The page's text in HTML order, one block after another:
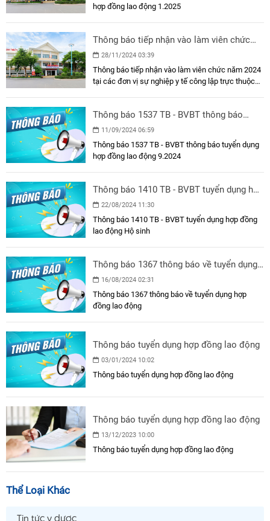
hợp đồng lao động 1.2025
Thông báo tiếp nhận vào làm viên chức
năm 2024 tại các đơn vị sự nghiệp y tế
công lập trực thuộc Sở Y tế
28/11/2024 03:39
Thông báo tiếp nhận vào làm viên chức năm 2024
tại các đơn vị sự nghiệp y tế công lập trực thuộc
Thông báo 1537 TB - BVBT thông báo
tuyển dụng hợp đồng lao động 9.2024
11/09/2024 06:59
Thông báo 1537 TB - BVBT thông báo tuyển dụng
hợp đồng lao động 9.2024
Thông báo 1410 TB - BVBT tuyển dụng hợp
đồng lao động Hộ sinh
22/08/2024 11:30
Thông báo 1410 TB - BVBT tuyển dụng hợp đồng
lao động Hộ sinh
Thông báo 1367 thông báo về tuyển dụng
hợp đồng lao động
16/08/2024 02:31
Thông báo 1367 thông báo về tuyển dụng hợp
đồng lao động
Thông báo tuyển dụng hợp đồng lao động
03/01/2024 10:02
Thông báo tuyển dụng hợp đồng lao động
Thông báo tuyển dụng hợp đồng lao động
13/12/2023 10:00
Thông báo tuyển dụng hợp đồng lao động
Thể Loại Khác